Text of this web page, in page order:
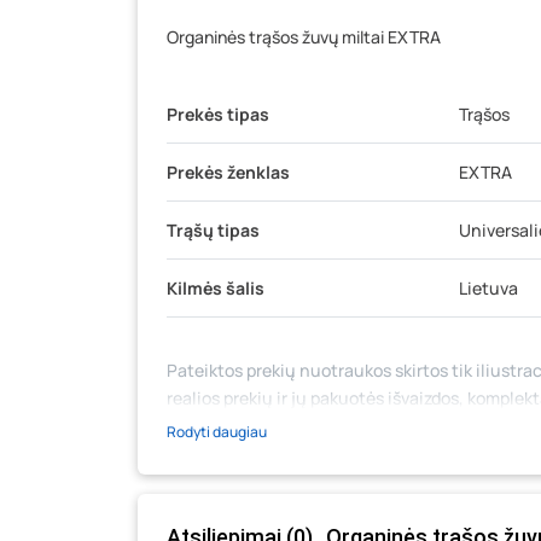
Organinės trąšos žuvų miltai EXTRA
Prekės tipas Trąšos
Prekės ženklas EXTRA
Trąšų tipas
Kilmės šalis Lietuva
Pateiktos prekių nuotraukos skirtos tik
realios prekių ir jų pakuotės išvaizdos,
medžiaga su aprašymu) yra bendrinio
prašome vadovautis ta kaina, kuri galioja
Rodyti daugiau